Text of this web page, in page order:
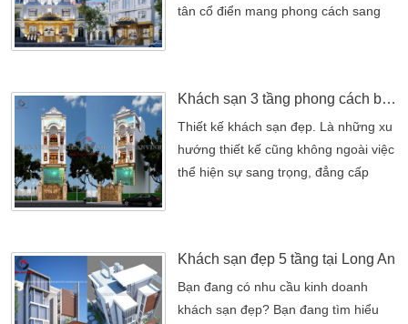
khách sạn theo […]
tân cổ điển mang phong cách sang
đầu tư từ khâu thiết kế đến khâu xây
dựng. Đồng thời mẫu khách sạn tân
cổ điển này còn được thiết kế dựa
theo tiêu […]
Khách sạn 3 tầng phong cách bán cổ điển
Thiết kế khách sạn đẹp. Là những xu
hướng thiết kế cũng không ngoài việc
thể hiện sự sang trọng, đẳng cấp
nghệ tiên tiến. Với diện tích xây dựng
khách sạn thì những mẫu thiết kế
khách sạn mà chúng tôi giới thiệu
Khách sạn đẹp 5 tầng tại Long An
Bạn đang có nhu cầu kinh doanh
khách sạn đẹp? Bạn đang tìm hiểu